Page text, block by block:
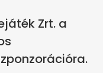
Zrt. a